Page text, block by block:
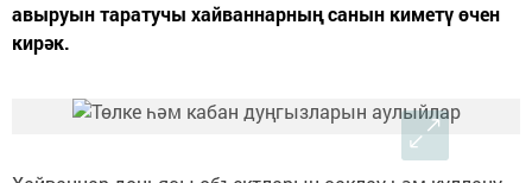
авыруын таратучы хайваннарның санын киметү өчен
кирәк.